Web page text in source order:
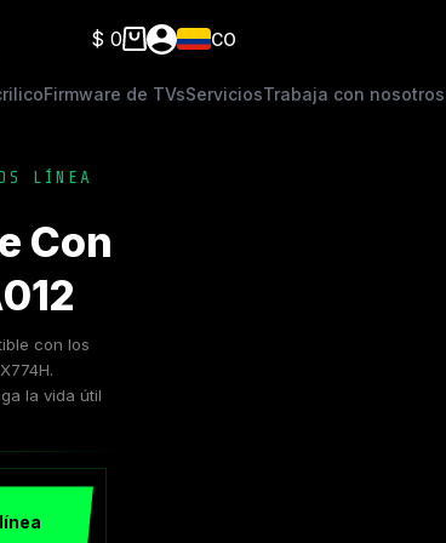
Carro
compra
$ 0 CO
Firmware de TVsServiciosTrabaja con nosotros
LÍNEA
Con
con los
la vida útil